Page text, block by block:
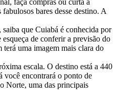
faça compras ou curta a
bares desse destino. A
que Cuiabá é conhecida por
de conferir a previsão do
terá uma imagem mais clara do
escala. O destino está a 440
você encontrará o ponto de
Norte, uma das principais